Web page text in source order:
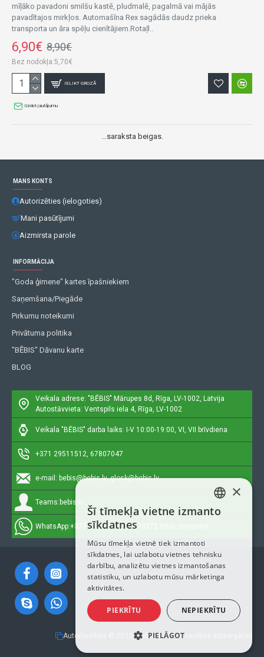
mīļāko pavadoni smilšu kastē, pludmalē, pagalmā vai mājās
pavadītajos mirkļos. Automašīna Rex sagādās daudz prieka
transporta un āra spēļu cienītājiem.Rotaļl..
6,90€ 8,90€
Bez nodokļa:5,70€
IELIKT GROZĀ
Uzdot jautājumu
...saraksta beigas.
MANS KONTS
Autorizēties (ielogoties)
Mani pasūtījumi
Aizmirsta parole
INFORMĀCIJA
"Goda ģimene" kartes īpašniekiem
Saņemšana/Piegāde
Pirkumu noteikumi
Privātuma politika
"BĒBIS" Dāvanu karte
BLOG
Veikala adrese: "BĒBIS" Mārupes 8d, Rīga, LV-1002, Latvija
Autostāvvieta: Ventspils iela 4, Rīga, LV-1002
Veikala "BĒBIS" darba laiks: I-V 10:00-19:00, VI, VII brīvdiena
+371 29511512, 67807047
e-mail: bebis@bebis.lv, glosk@bebis.lv
Teams: bebis.lv
WhatsApp:+371 29511512, 20579272 (tikai ziņojumi)
Autortiesības © 2023, Bebis.lv, Visas tiesības aizsargātas
LATVIAN
ENGLISH
×
Šī tīmekļa vietne izmanto
sīkdatnes
Mūsu tīmekļa vietnē tiek izmantoti
sīkdatnes, lai uzlabotu vietnes tehnisku
darbību, analizētu vietnes izmantošanas
statistiku, un uzlabotu mūsu mārketinga
aktivitātes.
PIEKRĪTU NEPIEKRĪTU
PIELĀGOT